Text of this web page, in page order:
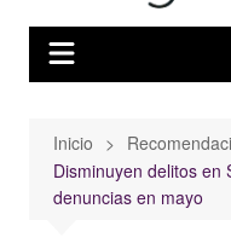
Inicio
Disminuyen delitos en
denuncias en mayo